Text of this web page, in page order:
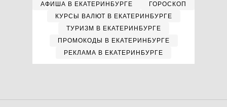
АФИША В ЕКАТЕРИНБУРГЕ
ГОРОСКОП
КУРСЫ ВАЛЮТ В ЕКАТЕРИНБУРГЕ
ТУРИЗМ В ЕКАТЕРИНБУРГЕ
ПРОМОКОДЫ В ЕКАТЕРИНБУРГЕ
РЕКЛАМА В ЕКАТЕРИНБУРГЕ